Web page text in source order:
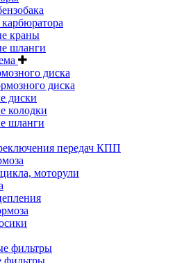
краны
шланги
диска
диска
диски
колодки
шланги
передач КПП
моторули
фильтры
фильтры